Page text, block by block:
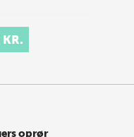
oprør